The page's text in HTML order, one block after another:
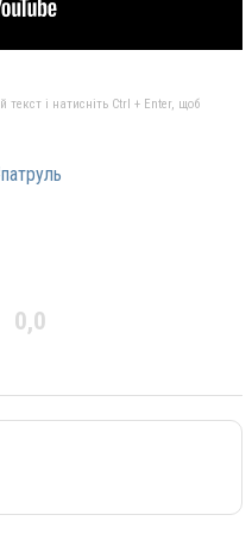
текст і натисніть Ctrl + Enter, щоб
0,0